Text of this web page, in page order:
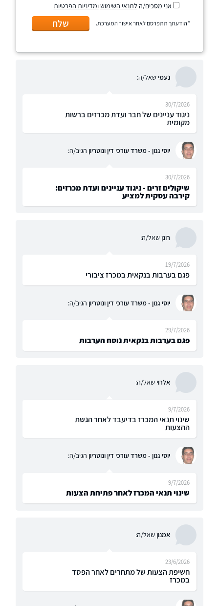
אני מסכים/הלתנאי השימושומדיניות הפרטיות
הודעתך תתפרסם לאחר אישור המערכת. שלח
נעמישאל/ה:
ניגוד עניינים של חבר ועדת מכרזים ברשות
מקומית
30/7/2026
יוסי גנון - משרד עורכי דין ונוטריון הגיב/ה:
שיקולים זרים - ניגוד עניינים ועדת מכרזים:
קירבה עסקית למציע
30/7/2026
רונןשאל/ה:
פגם בערבות בנקאית במכרז ציבורי
19/7/2026
יוסי גנון - משרד עורכי דין ונוטריון הגיב/ה:
פגם בערבות בנקאית נוסח הערבות
29/7/2026
אלרוישאל/ה:
שינוי תנאי המכרז בדיעבד לאחר הגשת
ההצעות
9/7/2026
יוסי גנון - משרד עורכי דין ונוטריון הגיב/ה:
שינוי תנאי המכרז לאחר פתיחת הצעות
9/7/2026
אמנוןשאל/ה:
חשיפת הצעות של מתחרים לאחר הפסד
במכרז
23/6/2026